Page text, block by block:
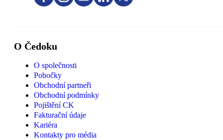
O Čedoku
O společnosti
Pobočky
Obchodní partneři
Obchodní podmínky
Pojištění CK
Fakturační údaje
Kariéra
Kontakty pro média